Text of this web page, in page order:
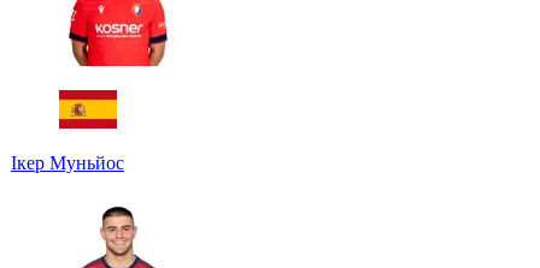
Ікер Муньйос